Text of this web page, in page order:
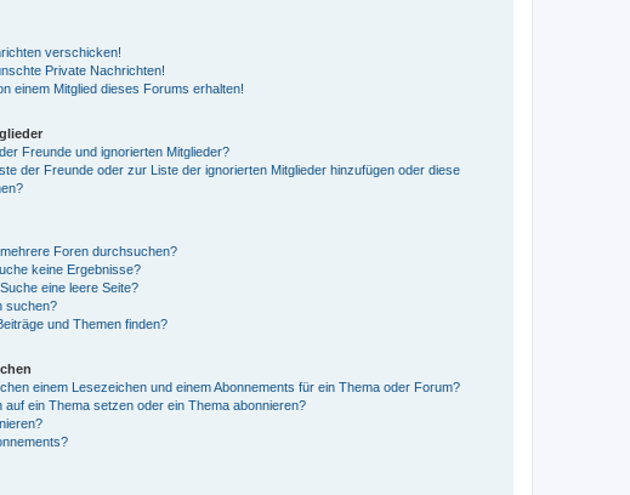
verschicken!
Private Nachrichten!
einem Mitglied dieses Forums erhalten!
Freunde und ignorierten Mitglieder?
der Freunde oder zur Liste der ignorierten Mitglieder hinzufügen oder diese
Foren durchsuchen?
keine Ergebnisse?
eine leere Seite?
suchen?
und Themen finden?
einem Lesezeichen und einem Abonnements für ein Thema oder Forum?
ein Thema setzen oder ein Thema abonnieren?